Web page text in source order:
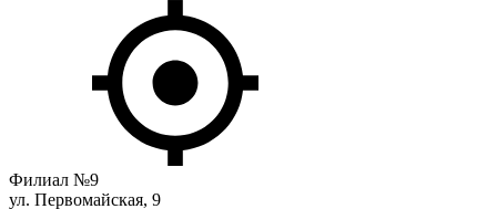
Филиал №9
ул. Первомайская, 9